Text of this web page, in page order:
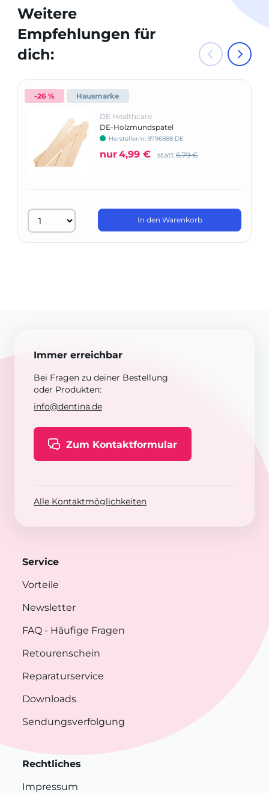
Weitere
Empfehlungen für
dich:
-26 % Hausmarke
DE Healthcare
DE-Holzmundspatel
Herstellernr: 9796888 DE
nur4,99 € statt 6,79 €
In den Warenkorb
Immer erreichbar
Bei Fragen zu deiner Bestellung
oder Produkten:
info@dentina.de
Zum Kontaktformular
Alle Kontaktmöglichkeiten
Service
Vorteile
Newsletter
FAQ - Häufige Fragen
Retourenschein
Reparaturservice
Downloads
Sendungsverfolgung
Rechtliches
Impressum